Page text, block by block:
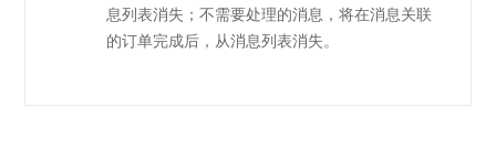
息列表消失；不需要处理的消息，将在消息关联
的订单完成后，从消息列表消失。